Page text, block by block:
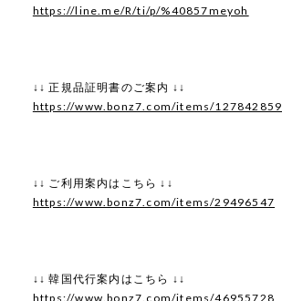
https://line.me/R/ti/p/%40857meyoh
↓↓ 正規品証明書のご案内 ↓↓
https://www.bonz7.com/items/127842859
↓↓ ご利用案内はこちら ↓↓
https://www.bonz7.com/items/29496547
↓↓ 韓国代行案内はこちら ↓↓
https://www.bonz7.com/items/46955728